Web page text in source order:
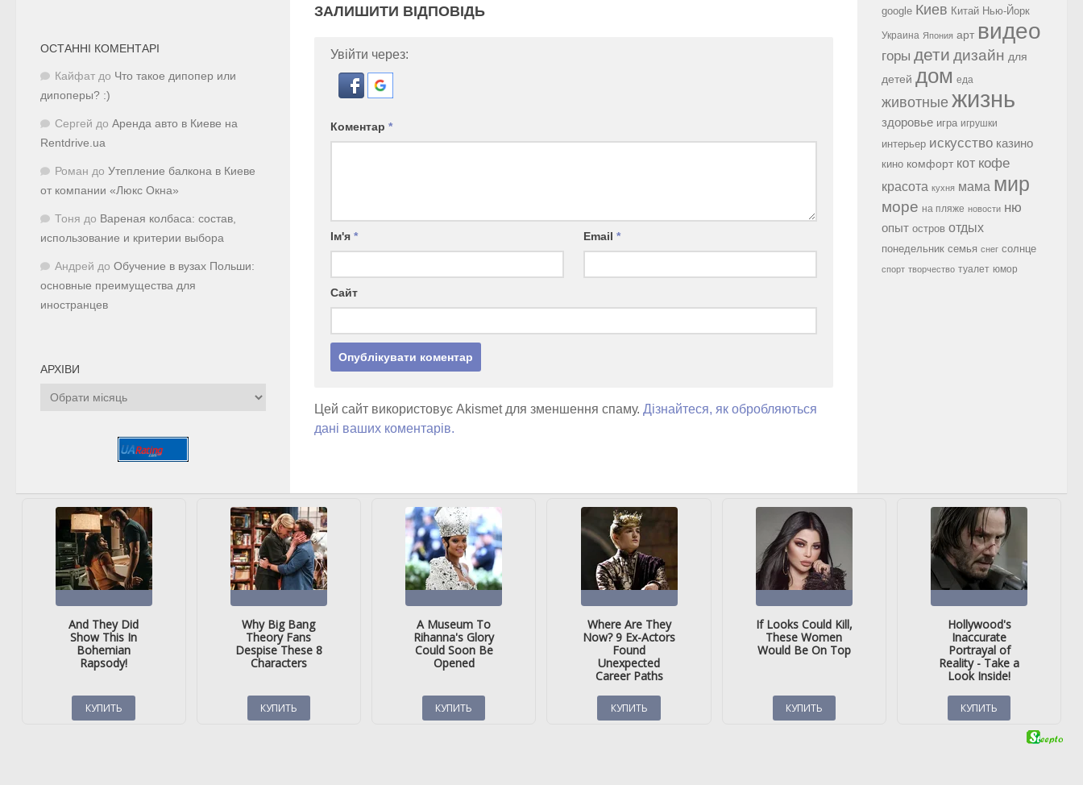
ЗАЛИШИТИ ВІДПОВІДЬ
Увійти через:
Коментар *
Ім'я * Email*
Сайт
Цей сайт використовує Akismet для зменшення спаму. Дізнайтеся, як обробляються
дані ваших коментарів.
ОСТАННІ КОМЕНТАРІ
Кайфат до Что такое дипопер или
дипоперы? :)
Сергей до Аренда авто в Киеве на
Rentdrive.ua
Роман до Утепление балкона в Киеве
от компании «Люкс Окна»
Тоня до Вареная колбаса: состав,
использование и критерии выбора
Андрей до Обучение в вузах Польши:
основные преимущества для
иностранцев
АРХІВИ
Архіви
google Киев Китай Нью-Йорк
Украина Япония арт видео
горы дети дизайн для
детей дом еда
животные жизнь
здоровье игра игрушки
интерьер искусство казино
кино комфорт кот кофе
красота кухня мама мир
море на пляже новости ню
опыт остров отдых
понедельник семья снег солнце
спорт творчество туалет юмор